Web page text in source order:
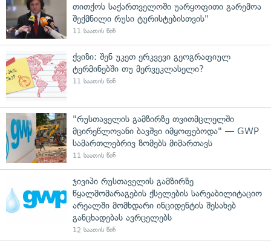
თითქოს საქართველოში უარყოფითი გარემოა
შექმნილი რუსი ტურისტებისთვის"
11 საათის წინ
ქვიზი: შენ უკეთ ერკვევი გეოგრაფიულ
ტერმინებში თუ მერვეკლასელი?
11 საათის წინ
"რუსთაველის გამზირზე თვითმცლელში
მცირეწლოვანი ბავშვი იმყოფებოდა" — GWP
სამართლებრივ ზომებს მიმართავს
11 საათის წინ
ჯივიპი რუსთაველის გამზირზე
წყალმომარაგების ქსელების სარეაბილიტაციო
არეალში მომხდარი ინციდენტის შესახებ
განცხადებას ავრცელებს
12 საათის წინ